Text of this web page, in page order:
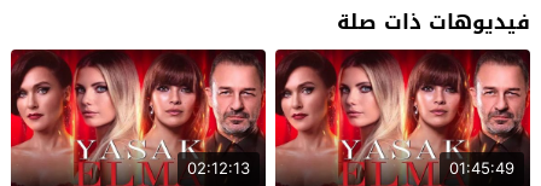
فيديوهات ذات صلة
01:45:49
02:12:13